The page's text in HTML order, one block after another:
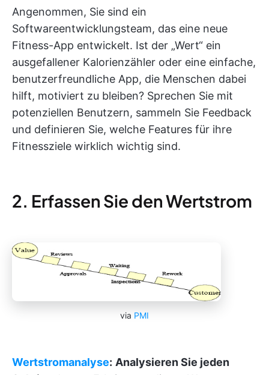
Angenommen, Sie sind ein
Softwareentwicklungsteam, das eine neue
Fitness-App entwickelt. Ist der „Wert“ ein
ausgefallener Kalorienzähler oder eine einfache,
benutzerfreundliche App, die Menschen dabei
hilft, motiviert zu bleiben? Sprechen Sie mit
potenziellen Benutzern, sammeln Sie Feedback
und definieren Sie, welche Features für ihre
Fitnessziele wirklich wichtig sind.
2. Erfassen Sie den Wertstrom
via PMI
Wertstromanalyse: Analysieren Sie jeden